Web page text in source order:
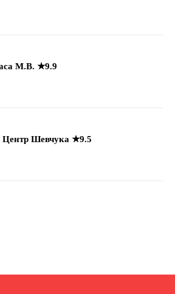
М.В. ★9.9
Центр Шевчука ★9.5